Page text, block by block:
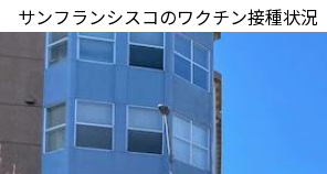
サンフランシスコのワクチン接種状況